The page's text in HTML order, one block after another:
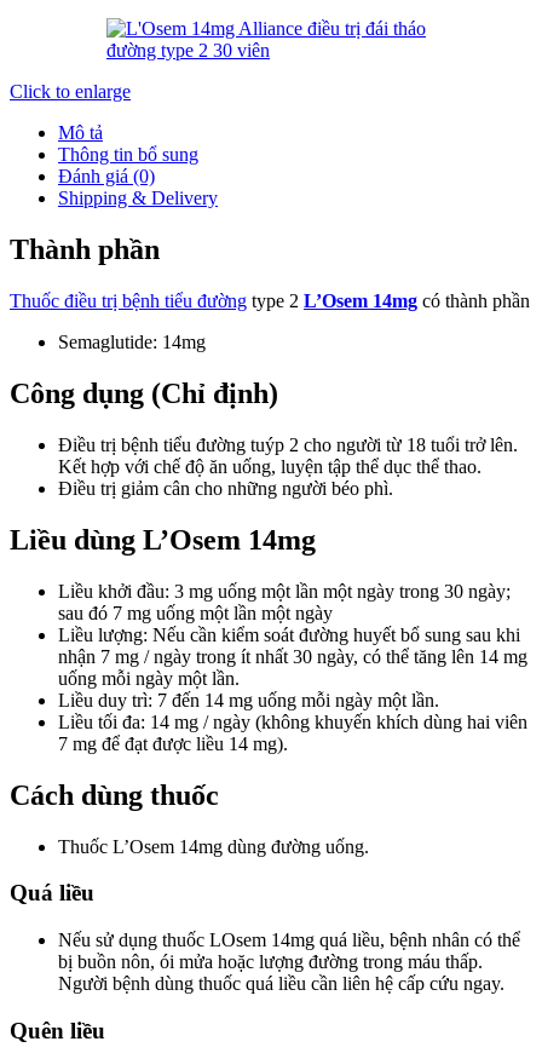
Click to enlarge
Mô tả
Thông tin bổ sung
Đánh giá (0)
Shipping & Delivery
Thành phần
Thuốc điều trị bệnh tiểu đường type 2 L’Osem 14mg có thành phần
Semaglutide: 14mg
Công dụng (Chỉ định)
Điều trị bệnh tiểu đường tuýp 2 cho người từ 18 tuổi trở lên.
Kết hợp với chế độ ăn uống, luyện tập thể dục thể thao.
Điều trị giảm cân cho những người béo phì.
Liều dùng L’Osem 14mg
Liều khởi đầu: 3 mg uống một lần một ngày trong 30 ngày;
sau đó 7 mg uống một lần một ngày
Liều lượng: Nếu cần kiểm soát đường huyết bổ sung sau khi
nhận 7 mg / ngày trong ít nhất 30 ngày, có thể tăng lên 14 mg
uống mỗi ngày một lần.
Liều duy trì: 7 đến 14 mg uống mỗi ngày một lần.
Liều tối đa: 14 mg / ngày (không khuyến khích dùng hai viên
7 mg để đạt được liều 14 mg).
Cách dùng thuốc
Thuốc L’Osem 14mg dùng đường uống.
Quá liều
Nếu sử dụng thuốc LOsem 14mg quá liều, bệnh nhân có thể
bị buồn nôn, ói mửa hoặc lượng đường trong máu thấp.
Người bệnh dùng thuốc quá liều cần liên hệ cấp cứu ngay.
Quên liều